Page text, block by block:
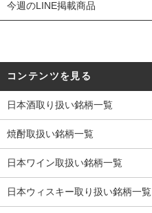
今週のLINE掲載商品
コンテンツを見る
日本酒取り扱い銘柄一覧
焼酎取扱い銘柄一覧
日本ワイン取扱い銘柄一覧
日本ウィスキー取り扱い銘柄一覧